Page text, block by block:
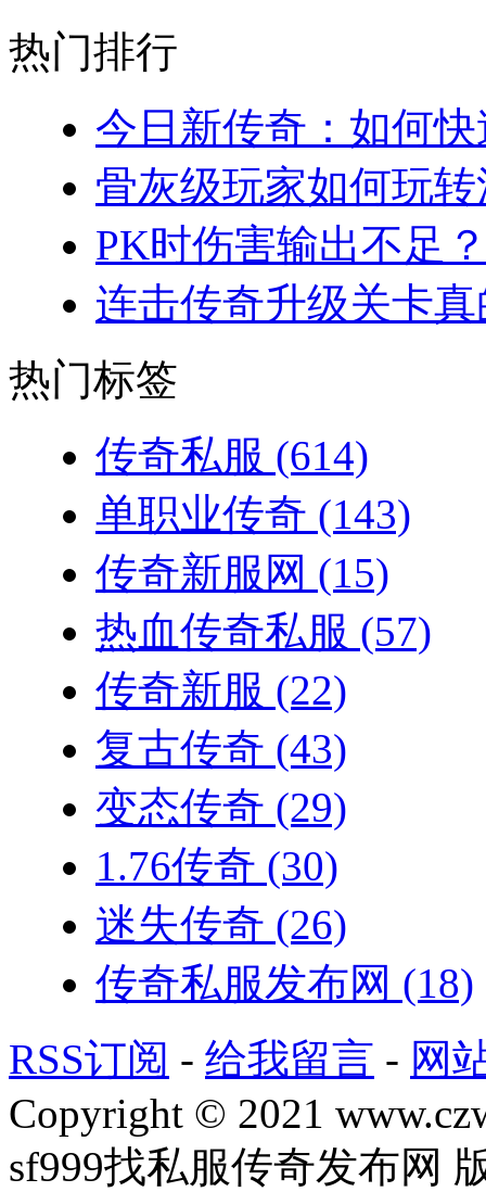
热门排行
今日新传奇：如何
骨灰级玩家如何玩
PK时伤害输出不足
连击传奇升级关卡
热门标签
传奇私服 (614)
单职业传奇 (143)
传奇新服网 (15)
热血传奇私服 (57)
传奇新服 (22)
复古传奇 (43)
变态传奇 (29)
1.76传奇 (30)
迷失传奇 (26)
传奇私服发布网 (18)
RSS订阅 - 给我留言 - 网
Copyright © 2021
sf999找私服传奇发布网